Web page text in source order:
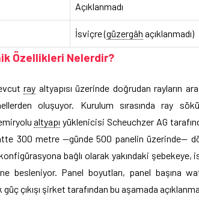
Açıklanmadı
İsviçre (güzergâh açıklanmadı)
Özellikleri Nelerdir?
ray altyapısı üzerinde doğrudan rayların
oluşuyor. Kurulum sırasında ray
altyapı yüklenicisi Scheuchzer AG
300 metre —günde 500 panelin üzerinde—
bağlı olarak yakındaki şebekeye,
besleniyor. Panel boyutları, panel başına
çıkışı şirket tarafından bu aşamada